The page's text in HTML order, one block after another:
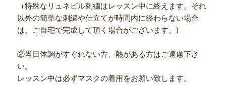
（特殊なリュネビル刺繍はレッスン中に終えます。それ
以外の簡単な刺繍や仕立てが時間内に終わらない場合
は、ご自宅で完成して頂く場合がございます。)
②当日体調がすぐれない方、熱がある方はご遠慮下さ
い。
レッスン中は必ずマスクの着用をお願い致します。